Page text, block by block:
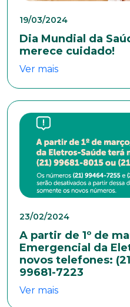
19/03/2024
Dia Mundial da
merece cuidado!
Ver mais
23/02/2024
A partir de 1º de
Emergencial da
novos telefones:
99681-7223
Ver mais